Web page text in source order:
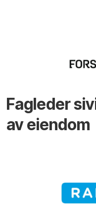
Fagleder
av eiendom